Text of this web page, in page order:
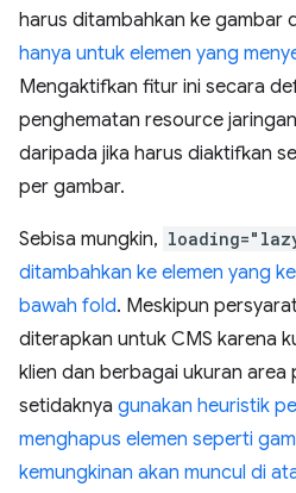
harus ditambahkan ke gambar
hanya untuk elemen yang
Mengaktifkan fitur ini secara
penghematan resource
daripada jika harus diaktifkan
per gambar.
Sebisa mungkin,
ditambahkan ke elemen yang
bawah fold. Meskipun
diterapkan untuk CMS karena
klien dan berbagai ukuran area
setidaknya gunakan heuristik
menghapus elemen seperti
kemungkinan akan muncul di